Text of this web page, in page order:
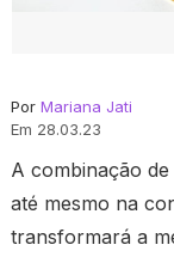
PorMariana Jati
Em 28.03.23
A combinação
até mesmo na
transformará a